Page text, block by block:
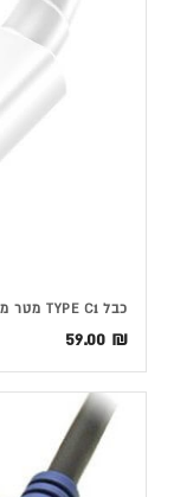
כבל TYPE C1 מטר מבית BASEUS
59.00 ₪